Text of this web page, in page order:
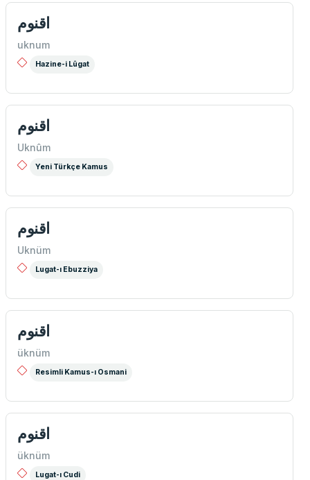
اقنوم
uknum
Hazine-i Lûgat
اقنوم
Uknûm
Yeni Türkçe Kamus
اقنوم
Uknüm
Lugat-ı Ebuzziya
اقنوم
üknüm
Resimli Kamus-ı Osmani
اقنوم
üknüm
Lugat-ı Cudi